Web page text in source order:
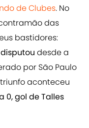
de Clubes. No
das
bastidores:
desde a
por São Paulo
aconteceu
0, gol de Talles